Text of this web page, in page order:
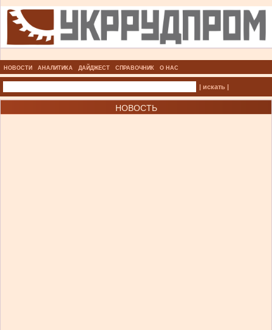
НОВОСТИ АНАЛИТИКА ДАЙДЖЕСТ СПРАВОЧНИК О НАС
| искать |
НОВОСТЬ